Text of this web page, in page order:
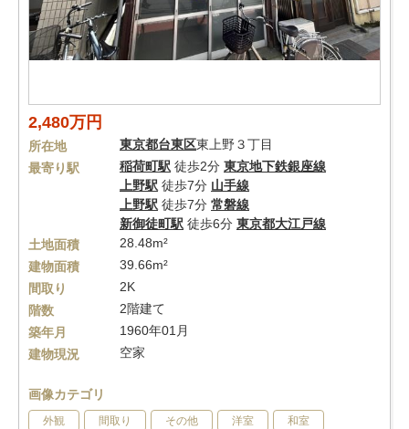
2,480万円
所在地 東京都台東区東上野３丁目
最寄り駅
稲荷町駅 徒歩2分 東京地下鉄銀座線
上野駅 徒歩7分 山手線
上野駅 徒歩7分 常磐線
新御徒町駅 徒歩6分 東京都大江戸線
土地面積
28.48m²
建物面積
39.66m²
間取り
2K
階数
2階建て
築年月
1960年01月
建物現況
空家
画像カテゴリ
外観 間取り その他 洋室 和室